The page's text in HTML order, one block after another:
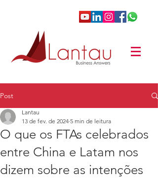
Post
O que os FTAs celebrados
entre China e Latam nos
dizem sobre as intenções
Lantau
13 de fev. de 2024 5 min de leitura